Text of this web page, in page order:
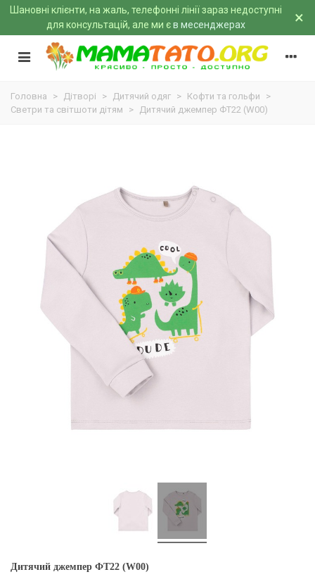
Шановні клієнти, на жаль, телефонні лінії зараз недоступні
для консультацій, але ми єв месенджерах ×
Головна > Дітворі > Дитячий одяг > Кофти та гольфи
>
Светри та світшоти дітям
> Дитячий джемпер ФТ22 (W00)
Дитячий джемпер ФТ22 (W00)